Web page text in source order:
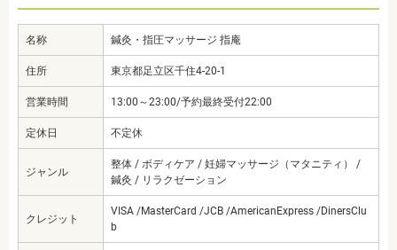
名称 鍼灸・指圧マッサージ 指庵
住所 東京都足立区千住4-20-1
営業時間 13:00～23:00/予約最終受付22:00
定休日 不定休
ジャンル
整体 / ボディケア / 妊婦マッサージ（マタニティ） /
鍼灸 / リラクゼーション
クレジット
VISA /MasterCard /JCB /AmericanExpress /DinersClu
b